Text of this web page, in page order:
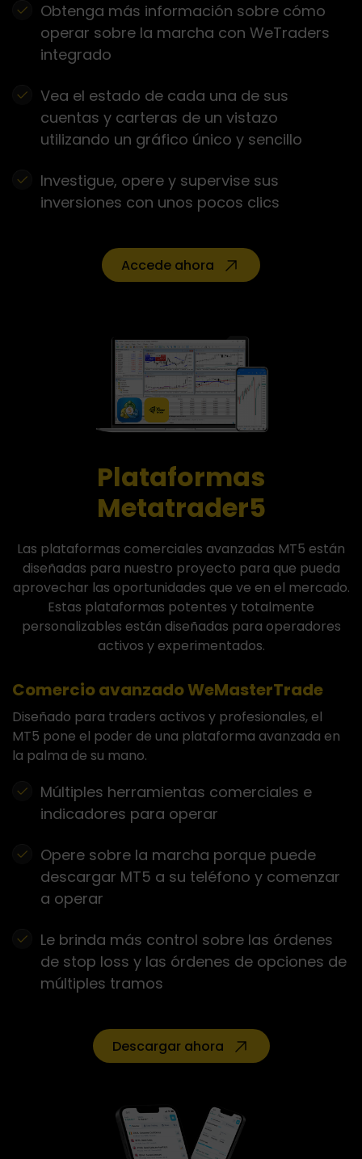
Obtenga más información sobre cómo
operar sobre la marcha con WeTraders
integrado
Vea el estado de cada una de sus
cuentas y carteras de un vistazo
utilizando un gráfico único y sencillo
Investigue, opere y supervise sus
inversiones con unos pocos clics
Accede ahora
Plataformas
Metatrader5
Las plataformas comerciales avanzadas MT5 están
diseñadas para nuestro proyecto para que pueda
aprovechar las oportunidades que ve en el mercado.
Estas plataformas potentes y totalmente
personalizables están diseñadas para operadores
activos y experimentados.
Comercio avanzado WeMasterTrade
Diseñado para traders activos y profesionales, el
MT5 pone el poder de una plataforma avanzada en
la palma de su mano.
Múltiples herramientas comerciales e
indicadores para operar
Opere sobre la marcha porque puede
descargar MT5 a su teléfono y comenzar
a operar
Le brinda más control sobre las órdenes
de stop loss y las órdenes de opciones de
múltiples tramos
Descargar ahora